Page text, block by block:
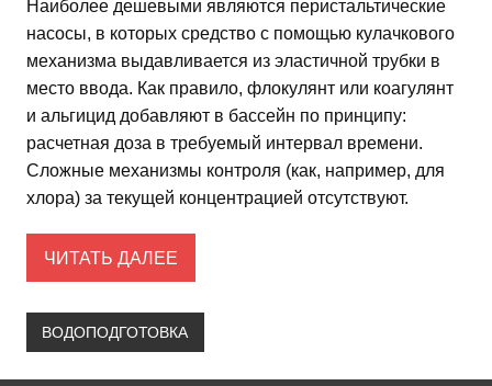
Наиболее дешевыми являются перистальтические
насосы, в которых средство с помощью кулачкового
механизма выдавливается из эластичной трубки в
место ввода. Как правило, флокулянт или коагулянт
и альгицид добавляют в бассейн по принципу:
расчетная доза в требуемый интервал времени.
Сложные механизмы контроля (как, например, для
хлора) за текущей концентрацией отсутствуют.
ЧИТАТЬ ДАЛЕЕ
ВОДОПОДГОТОВКА